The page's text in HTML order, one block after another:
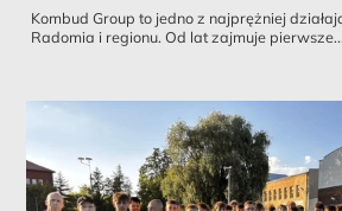
Kombud Group to jedno z najprężniej
Radomia i regionu. Od lat zajmuje pierwsze...